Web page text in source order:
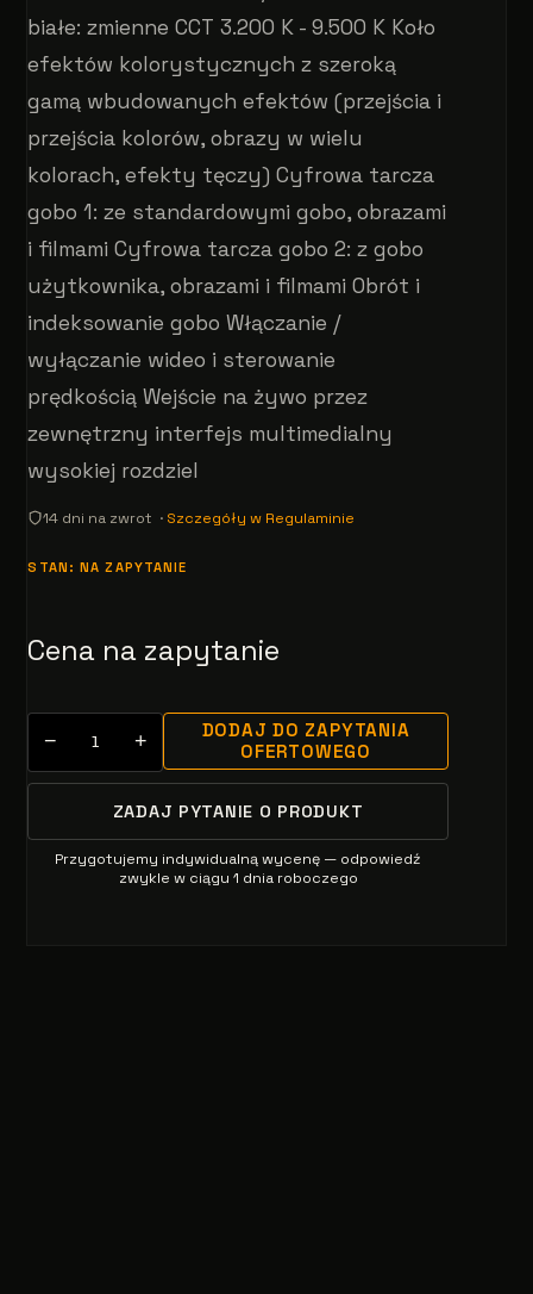
białe: zmienne CCT 3.200 K - 9.500 K Koło
efektów kolorystycznych z szeroką
gamą wbudowanych efektów (przejścia i
przejścia kolorów, obrazy w wielu
kolorach, efekty tęczy) Cyfrowa tarcza
gobo 1: ze standardowymi gobo, obrazami
i filmami Cyfrowa tarcza gobo 2: z gobo
użytkownika, obrazami i filmami Obrót i
indeksowanie gobo Włączanie /
wyłączanie wideo i sterowanie
prędkością Wejście na żywo przez
zewnętrzny interfejs multimedialny
wysokiej rozdziel
14 dni na zwrot · Szczegóły w Regulaminie
STAN: NA ZAPYTANIE
Cena na zapytanie
− +
DODAJ DO ZAPYTANIA
OFERTOWEGO
ZADAJ PYTANIE O PRODUKT
Przygotujemy indywidualną wycenę — odpowiedź
zwykle w ciągu 1 dnia roboczego